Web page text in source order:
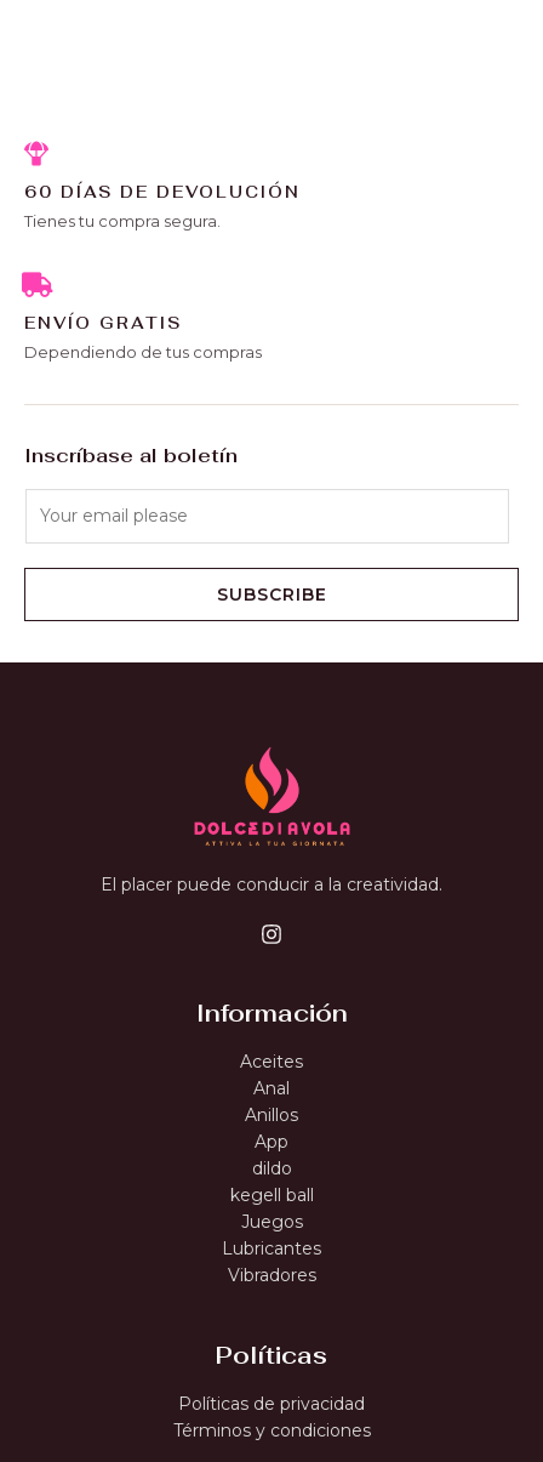
60 DÍAS DE DEVOLUCIÓN
Tienes tu compra segura.
ENVÍO GRATIS
Dependiendo de tus compras
Inscríbase al boletín
SUBSCRIBE
El placer puede conducir a la creatividad.
Información
Aceites
Anal
Anillos
App
dildo
kegell ball
Juegos
Lubricantes
Vibradores
Políticas
Políticas de privacidad
Términos y condiciones